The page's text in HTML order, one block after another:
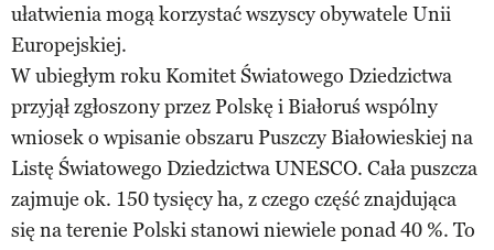
ułatwienia mogą korzystać wszyscy obywatele Unii
Europejskiej.
W ubiegłym roku Komitet Światowego Dziedzictwa
przyjął zgłoszony przez Polskę i Białoruś wspólny
wniosek o wpisanie obszaru Puszczy Białowieskiej na
Listę Światowego Dziedzictwa UNESCO. Cała puszcza
zajmuje ok. 150 tysięcy ha, z czego część znajdująca
się na terenie Polski stanowi niewiele ponad 40 %. To